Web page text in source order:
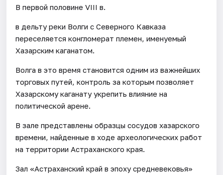
В первой половине VIII в.
в дельту реки Волги с Северного Кавказа
переселяется конгломерат племен, именуемый
Хазарским каганатом.
Волга в это время становится одним из важнейших
торговых путей, контроль за которым позволяет
Хазарскому каганату укрепить влияние на
политической арене.
В зале представлены образцы сосудов хазарского
времени, найденные в ходе археологических работ
на территории Астраханского края.
Зал «Астраханский край в эпоху средневековья»